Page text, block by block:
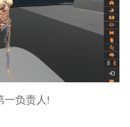
一负责人!